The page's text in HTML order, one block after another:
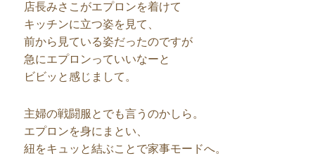
店長みさこがエプロンを着けて
キッチンに立つ姿を見て、
前から見ている姿だったのですが
急にエプロンっていいなーと
ビビッと感じまして。
主婦の戦闘服とでも言うのかしら。
エプロンを身にまとい、
紐をキュッと結ぶことで家事モードへ。